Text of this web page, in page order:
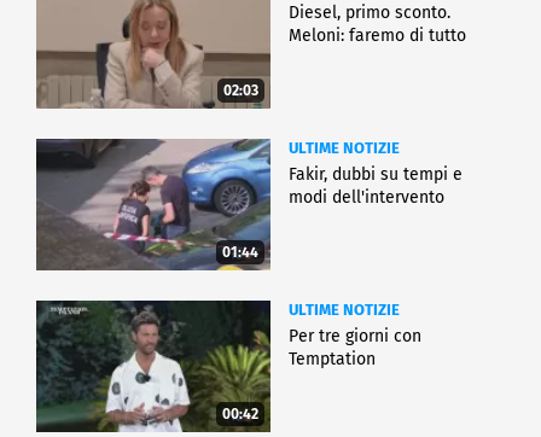
02:03
Diesel, primo sconto.
Meloni: faremo di tutto
01:44
ULTIME NOTIZIE
Fakir, dubbi su tempi e
modi dell'intervento
00:42
ULTIME NOTIZIE
Per tre giorni con
Temptation